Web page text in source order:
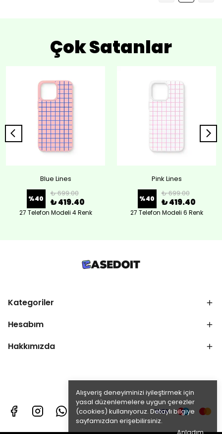
Alışveriş deneyiminizi iyileştirmek için
yasal düzenlemelere uygun çerezler
(cookies) kullanıyoruz. Detaylı bilgiye
sayfamızdan erişebilirsiniz.
Çok Satanlar
Blue Lines
%40
₺ 699.00
₺ 419.40
27 Telefon Modeli 4 Renk
Pink Lines
%40
₺ 699.00
₺ 419.40
27 Telefon Modeli 6 Renk
Kategoriler
Hesabım
Hakkımızda